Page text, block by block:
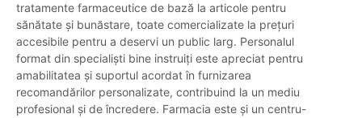
tratamente farmaceutice de bază la articole pentru
sănătate și bunăstare, toate comercializate la prețuri
accesibile pentru a deservi un public larg. Personalul
format din specialiști bine instruiți este apreciat pentru
amabilitatea și suportul acordat în furnizarea
recomandărilor personalizate, contribuind la un mediu
profesional și de încredere. Farmacia este și un centru-